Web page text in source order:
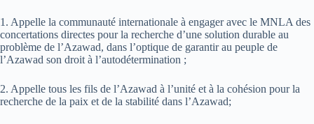
1. Appelle la communauté internationale à engager avec le MNLA des
concertations directes pour la recherche d’une solution durable au
problème de l’Azawad, dans l’optique de garantir au peuple de
l’Azawad son droit à l’autodétermination ;
2. Appelle tous les fils de l’Azawad à l’unité et à la cohésion pour la
recherche de la paix et de la stabilité dans l’Azawad;